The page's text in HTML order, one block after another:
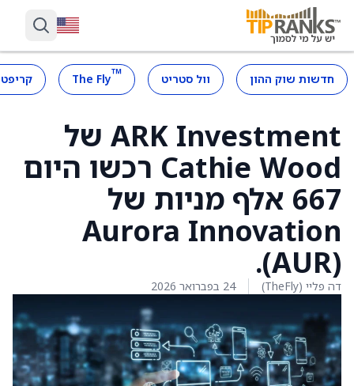
חדשות שוק ההון וול סטריט ™
The Fly
ARK Investment של
Cathie Wood רכשו היום
667 אלף מניות של
Aurora Innovation
(AUR).
דה פליי (TheFly) 24 בפברואר 2026